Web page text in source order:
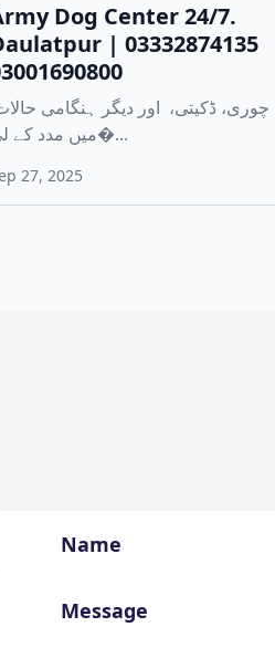
Dog Center 24/7.
| 03332874135
میں مدد کے لی�...
27, 2025